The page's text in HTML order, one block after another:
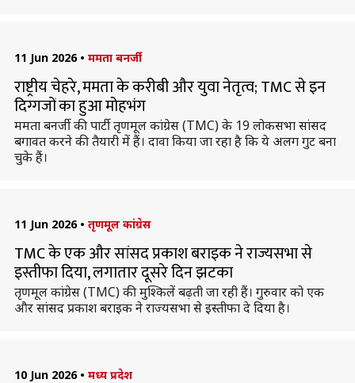
11 Jun 2026 • ममता बनर्जी
राष्ट्रीय चेहरे, ममता के करीबी और युवा नेतृत्व; TMC से इन
दिग्गजों का हुआ मोहभंग
ममता बनर्जी की पार्टी तृणमूल कांग्रेस (TMC) के 19 लोकसभा सांसद
बगावत करने की तैयारी में हैं। दावा किया जा रहा है कि ये अलग गुट बना
चुके हैं।
11 Jun 2026 • तृणमूल कांग्रेस
TMC के एक और सांसद प्रकाश बराइक ने राज्यसभा से
इस्तीफा दिया, लगातार दूसरे दिन झटका
तृणमूल कांग्रेस (TMC) की मुश्किलें बढ़ती जा रही हैं। गुरुवार को एक
और सांसद प्रकाश बराइक ने राज्यसभा से इस्तीफा दे दिया है।
10 Jun 2026 • मध्य प्रदेश